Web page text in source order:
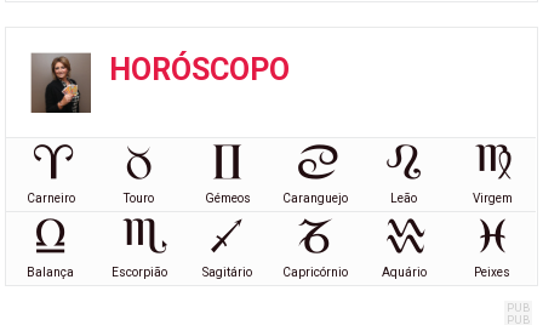
HORÓSCOPO
Carneiro Touro Gémeos Caranguejo Leão Virgem
Balança Escorpião Sagitário Capricórnio Aquário Peixes